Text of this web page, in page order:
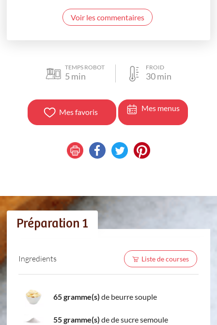
Voir les commentaires
TEMPS ROBOT
5 min
FROID
30min
Mes favoris Mes menus
Préparation 1
Ingredients Liste de courses
65 gramme(s) de beurre souple
55 gramme(s) de de sucre semoule